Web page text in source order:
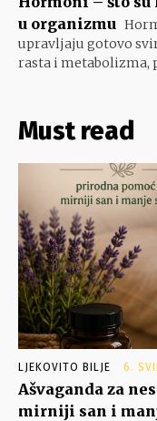
u organizmu
upravljaju gotovo
rasta i metabolizma,
Must read
LJEKOVITO BILJE 6.
Ašvaganda za
mirniji san i